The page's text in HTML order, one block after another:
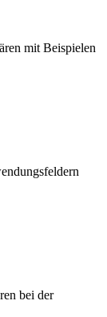
mit Beispielen
bei der